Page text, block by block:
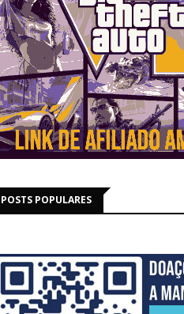
POSTS POPULARES